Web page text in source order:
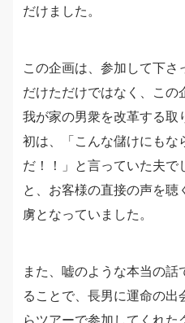
だけました。
この企画は、参加して下さ
だけただけではなく、この
我が家の男衆を改革する取
初は、「こんな儲けにもな
だ！！」と言っていた夫で
と、お客様の直接の声を
虜となっていました。
また、嘘のような本当の
ることで、長男に運命の
らツアーで参加してくれ